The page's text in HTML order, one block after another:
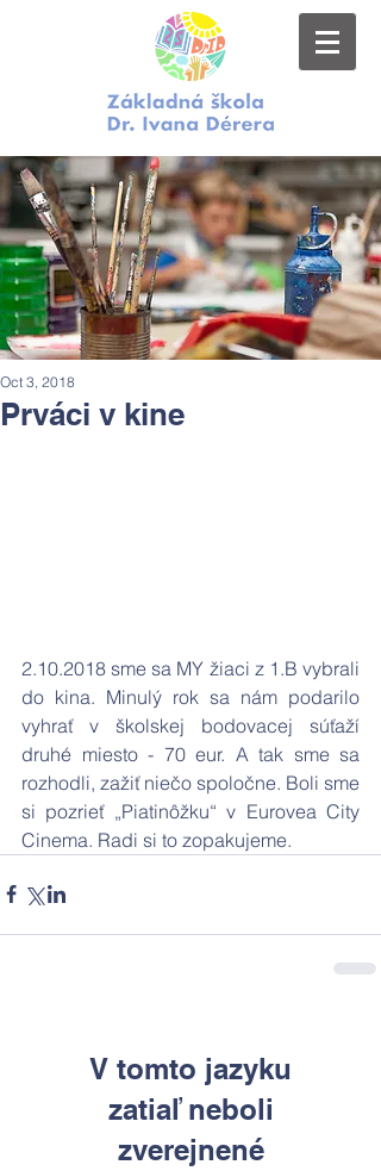
Prváci v kine
Oct 3, 2018
2.10.2018 sme sa MY žiaci z 1.B vybrali
do kina. Minulý rok sa nám podarilo
vyhrať v školskej bodovacej súťaží
druhé miesto - 70 eur. A tak sme sa
rozhodli, zažiť niečo spoločne. Boli sme
si pozrieť „Piatinôžku“ v Eurovea City
Cinema. Radi si to zopakujeme.
V tomto jazyku
zatiaľ neboli
zverejnené